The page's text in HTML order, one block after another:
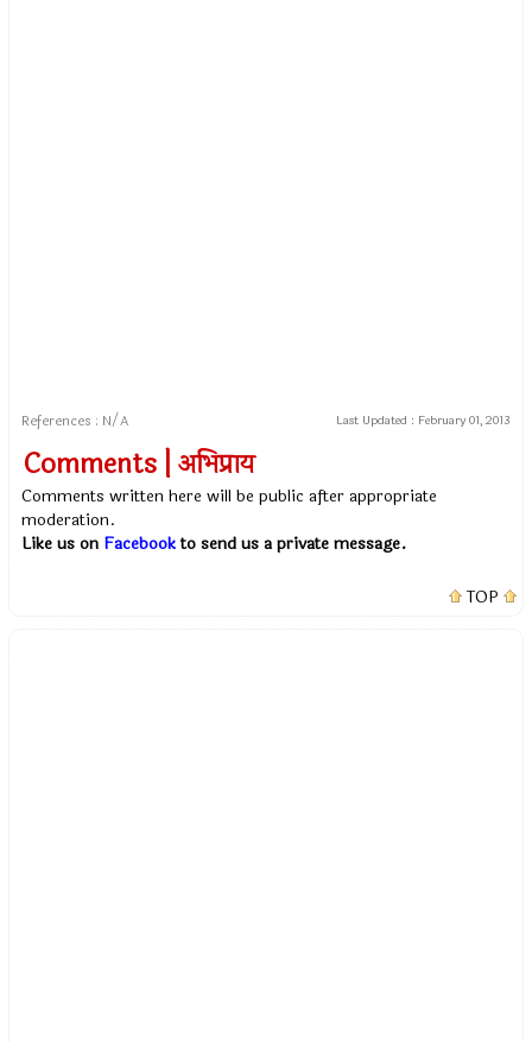
References : N/A Last Updated : February 01, 2013
Comments | अभिप्राय
Comments written here will be public after appropriate
moderation.
Like us on Facebookto send us a private message.
TOP